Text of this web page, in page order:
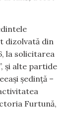
dizolvată din
la solicitarea
și alte partide
ședință –
Furtună,